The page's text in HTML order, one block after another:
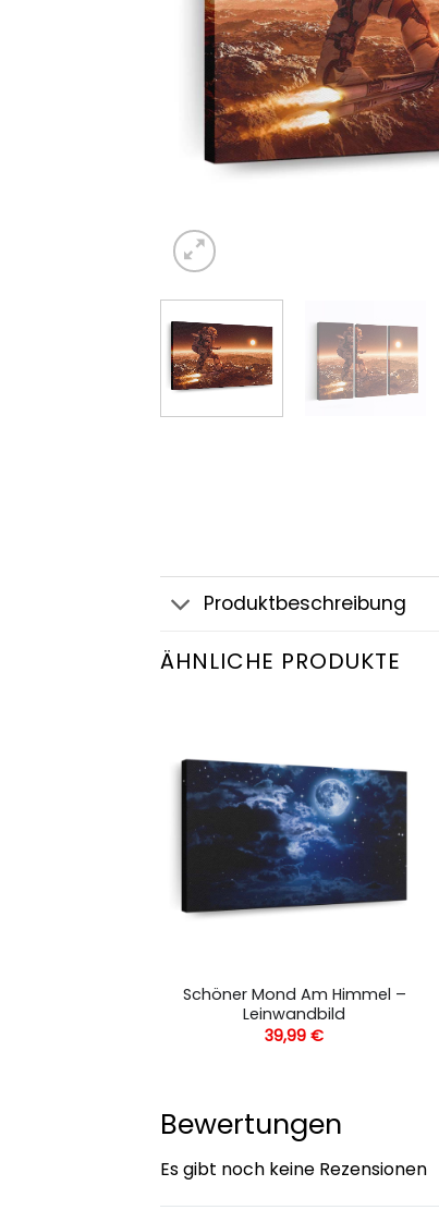
Produktbeschreibung
ÄHNLICHE PRODUKTE
Schöner Mond Am Himmel –
Leinwandbild
39,99€
Bewertungen
Es gibt noch keine Rezensionen